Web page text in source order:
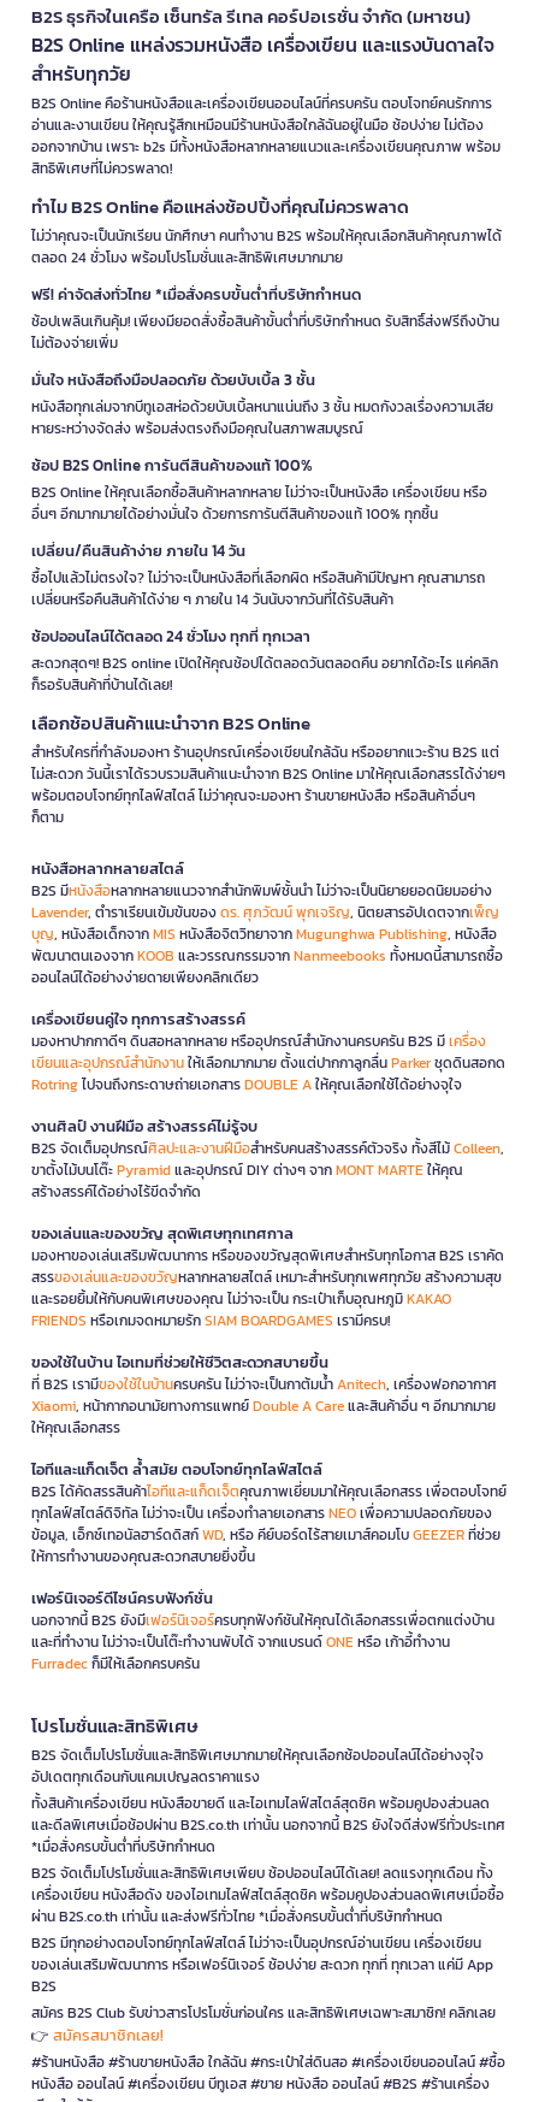
B2S ธุรกิจในเครือ เซ็นทรัล รีเทล คอร์ปอเรชั่น จำกัด (มหาชน)
B2S Online แหล่งรวมหนังสือ เครื่องเขียน และแรงบันดาลใจ
สำหรับทุกวัย
B2S Online คือร้านหนังสือและเครื่องเขียนออนไลน์ที่ครบครัน ตอบโจทย์คนรักการ
อ่านและงานเขียน ให้คุณรู้สึกเหมือนมีร้านหนังสือใกล้ฉันอยู่ในมือ ช้อปง่าย ไม่ต้อง
ออกจากบ้าน เพราะ b2s มีทั้งหนังสือหลากหลายแนวและเครื่องเขียนคุณภาพ พร้อม
สิทธิพิเศษที่ไม่ควรพลาด!
ทำไม B2S Online คือแหล่งช้อปปิ้งที่คุณไม่ควรพลาด
ไม่ว่าคุณจะเป็นนักเรียน นักศึกษา คนทำงาน B2S พร้อมให้คุณเลือกสินค้าคุณภาพได้
ตลอด 24 ชั่วโมง พร้อมโปรโมชั่นและสิทธิพิเศษมากมาย
ฟรี! ค่าจัดส่งทั่วไทย *เมื่อสั่งครบขั้นต่ำที่บริษัทกำหนด
ช้อปเพลินเกินคุ้ม! เพียงมียอดสั่งซื้อสินค้าขั้นต่ำที่บริษัทกำหนด รับสิทธิ์ส่งฟรีถึงบ้าน
ไม่ต้องจ่ายเพิ่ม
มั่นใจ หนังสือถึงมือปลอดภัย ด้วยบับเบิ้ล 3 ชั้น
หนังสือทุกเล่มจากบีทูเอสห่อด้วยบับเบิ้ลหนาแน่นถึง 3 ชั้น หมดกังวลเรื่องความเสีย
หายระหว่างจัดส่ง พร้อมส่งตรงถึงมือคุณในสภาพสมบูรณ์
ช้อป B2S Online การันตีสินค้าของแท้ 100%
B2S Online ให้คุณเลือกซื้อสินค้าหลากหลาย ไม่ว่าจะเป็นหนังสือ เครื่องเขียน หรือ
อื่นๆ อีกมากมายได้อย่างมั่นใจ ด้วยการการันตีสินค้าของแท้ 100% ทุกชิ้น
เปลี่ยน/คืนสินค้าง่าย ภายใน 14 วัน
ซื้อไปแล้วไม่ตรงใจ? ไม่ว่าจะเป็นหนังสือที่เลือกผิด หรือสินค้ามีปัญหา คุณสามารถ
เปลี่ยนหรือคืนสินค้าได้ง่าย ๆ ภายใน 14 วันนับจากวันที่ได้รับสินค้า
ช้อปออนไลน์ได้ตลอด 24 ชั่วโมง ทุกที่ ทุกเวลา
สะดวกสุดๆ! B2S online เปิดให้คุณช้อปได้ตลอดวันตลอดคืน อยากได้อะไร แค่คลิก
ก็รอรับสินค้าที่บ้านได้เลย!
เลือกช้อปสินค้าแนะนำจาก B2S Online
สำหรับใครที่กำลังมองหา ร้านอุปกรณ์เครื่องเขียนใกล้ฉัน หรืออยากแวะร้าน B2S แต่
ไม่สะดวก วันนี้เราได้รวบรวมสินค้าแนะนำจาก B2S Online มาให้คุณเลือกสรรได้ง่ายๆ
พร้อมตอบโจทย์ทุกไลฟ์สไตล์ ไม่ว่าคุณจะมองหา ร้านขายหนังสือ หรือสินค้าอื่นๆ
ก็ตาม
หนังสือหลากหลายสไตล์
B2S มีหนังสือหลากหลายแนวจากสำนักพิมพ์ชั้นนำ ไม่ว่าจะเป็นนิยายยอดนิยมอย่าง
Lavender, ตำราเรียนเข้มข้นของดร. ศุภวัฒน์ พุกเจริญ, นิตยสารอัปเดตจากเพ็ญ
บุญ, หนังสือเด็กจากMIS หนังสือจิตวิทยาจากMugunghwa Publishing, หนังสือ
พัฒนาตนเองจากKOOB และวรรณกรรมจากNanmeebooks ทั้งหมดนี้สามารถซื้อ
ออนไลน์ได้อย่างง่ายดายเพียงคลิกเดียว
เครื่องเขียนคู่ใจ ทุกการสร้างสรรค์
มองหาปากกาดีๆ ดินสอหลากหลาย หรืออุปกรณ์สำนักงานครบครัน B2S มีเครื่อง
เขียนและอุปกรณ์สำนักงานให้เลือกมากมาย ตั้งแต่ปากกาลูกลื่นParkerชุดดินสอกด
Rotringไปจนถึงกระดาษถ่ายเอกสารDOUBLE Aให้คุณเลือกใช้ได้อย่างจุใจ
งานศิลป์ งานฝีมือ สร้างสรรค์ไม่รู้จบ
B2S จัดเต็มอุปกรณ์ศิลปะและงานฝีมือสำหรับคนสร้างสรรค์ตัวจริง ทั้งสีไม้Colleen,
ขาตั้งไม้บนโต๊ะPyramidและอุปกรณ์ DIY ต่างๆ จากMONT MARTEให้คุณ
สร้างสรรค์ได้อย่างไร้ขีดจำกัด
ของเล่นและของขวัญ สุดพิเศษทุกเทศกาล
มองหาของเล่นเสริมพัฒนาการ หรือของขวัญสุดพิเศษสำหรับทุกโอกาส B2S เราคัด
สรรของเล่นและของขวัญหลากหลายสไตล์ เหมาะสำหรับทุกเพศทุกวัย สร้างความสุข
และรอยยิ้มให้กับคนพิเศษของคุณ ไม่ว่าจะเป็น กระเป๋าเก็บอุณหภูมิKAKAO
FRIENDS หรือเกมจดหมายรักSIAM BOARDGAMES เรามีครบ!
ของใช้ในบ้าน ไอเทมที่ช่วยให้ชีวิตสะดวกสบายขึ้น
ที่ B2S เรามีของใช้ในบ้านครบครัน ไม่ว่าจะเป็นกาต้มน้ำAnitech, เครื่องฟอกอากาศ
Xiaomi, หน้ากากอนามัยทางการแพทย์Double A Careและสินค้าอื่น ๆ อีกมากมาย
ให้คุณเลือกสรร
ไอทีและแก็ดเจ็ต ล้ำสมัย ตอบโจทย์ทุกไลฟ์สไตล์
B2S ได้คัดสรรสินค้าไอทีและแก็ดเจ็ตคุณภาพเยี่ยมมาให้คุณเลือกสรร เพื่อตอบโจทย์
ทุกไลฟ์สไตล์ดิจิทัล ไม่ว่าจะเป็น เครื่องทำลายเอกสารNEOเพื่อความปลอดภัยของ
ข้อมูล, เอ็กซ์เทอนัลฮาร์ดดิสก์WD, หรือ คีย์บอร์ดไร้สายเมาส์คอมโบGEEZERที่ช่วย
ให้การทำงานของคุณสะดวกสบายยิ่งขึ้น
เฟอร์นิเจอร์ดีไซน์ครบฟังก์ชั่น
นอกจากนี้ B2S ยังมีเฟอร์นิเจอร์ครบทุกฟังก์ชันให้คุณได้เลือกสรรเพื่อตกแต่งบ้าน
และที่ทำงาน ไม่ว่าจะเป็นโต๊ะทำงานพับได้ จากแบรนด์ONEหรือ เก้าอี้ทำงาน
Furradecก็มีให้เลือกครบครัน
โปรโมชั่นและสิทธิพิเศษ
B2S จัดเต็มโปรโมชั่นและสิทธิพิเศษมากมายให้คุณเลือกช้อปออนไลน์ได้อย่างจุใจ
อัปเดตทุกเดือนกับแคมเปญลดราคาแรง
ทั้งสินค้าเครื่องเขียน หนังสือขายดี และไอเทมไลฟ์สไตล์สุดชิค พร้อมคูปองส่วนลด
และดีลพิเศษเมื่อช้อปผ่าน B2S.co.th เท่านั้น นอกจากนี้ B2S ยังใจดีส่งฟรีทั่วประเทศ
*เมื่อสั่งครบขั้นต่ำที่บริษัทกำหนด
B2S จัดเต็มโปรโมชั่นและสิทธิพิเศษเพียบ ช้อปออนไลน์ได้เลย! ลดแรงทุกเดือน ทั้ง
เครื่องเขียน หนังสือดัง ของไอเทมไลฟ์สไตล์สุดชิค พร้อมคูปองส่วนลดพิเศษเมื่อซื้อ
ผ่าน B2S.co.th เท่านั้น และส่งฟรีทั่วไทย *เมื่อสั่งครบขั้นต่ำที่บริษัทกำหนด
B2S มีทุกอย่างตอบโจทย์ทุกไลฟ์สไตล์ ไม่ว่าจะเป็นอุปกรณ์อ่านเขียน เครื่องเขียน
ของเล่นเสริมพัฒนาการ หรือเฟอร์นิเจอร์ ช้อปง่าย สะดวก ทุกที่ ทุกเวลา แค่มี App
B2S
สมัคร B2S Club รับข่าวสารโปรโมชั่นก่อนใคร และสิทธิพิเศษเฉพาะสมาชิก! คลิกเลย
👉 สมัครสมาชิกเลย!
#ร้านหนังสือ #ร้านขายหนังสือ ใกล้ฉัน #กระเป๋าใส่ดินสอ #เครื่องเขียนออนไลน์ #ซื้อ
หนังสือ ออนไลน์ #เครื่องเขียน บีทูเอส #ขาย หนังสือ ออนไลน์ #B2S #ร้านเครื่อง